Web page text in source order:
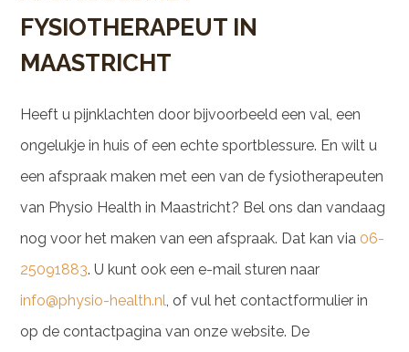
FYSIOTHERAPEUT IN
MAASTRICHT
Heeft u pijnklachten door bijvoorbeeld een val, een
ongelukje in huis of een echte sportblessure. En wilt u
een afspraak maken met een van de fysiotherapeuten
van Physio Health in Maastricht? Bel ons dan vandaag
nog voor het maken van een afspraak. Dat kan via 06-
25091883. U kunt ook een e-mail sturen naar
info@physio-health.nl, of vul het contactformulier in
op de contactpagina van onze website. De